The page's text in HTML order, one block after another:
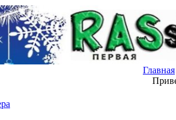
Главная